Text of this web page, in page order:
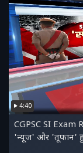
4:40
CGPSC SI Exam
'न्यूज' और 'तूफान'